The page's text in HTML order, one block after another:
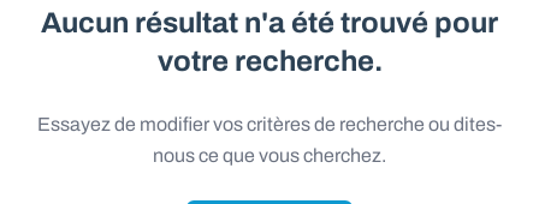
Aucun résultat n'a été trouvé pour
votre recherche.
Essayez de modifier vos critères de recherche ou dites-
nous ce que vous cherchez.